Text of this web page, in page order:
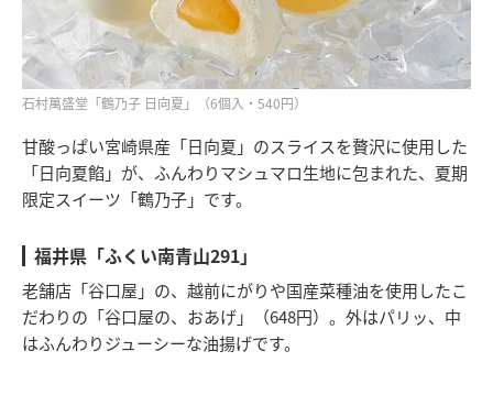
石村萬盛堂「鶴乃子 日向夏」（6個入・540円）
甘酸っぱい宮崎県産「日向夏」のスライスを贅沢に使用した
「日向夏餡」が、ふんわりマシュマロ生地に包まれた、夏期
限定スイーツ「鶴乃子」です。
福井県「ふくい南青山291」
老舗店「谷口屋」の、越前にがりや国産菜種油を使用したこ
だわりの「谷口屋の、おあげ」（648円）。外はパリッ、中
はふんわりジューシーな油揚げです。